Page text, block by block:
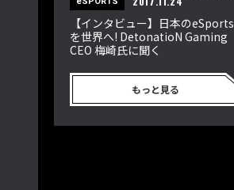
【インタビュー】日本のeSports
を世界へ! DetonatioN Gaming
CEO 梅崎氏に聞く
もっと見る